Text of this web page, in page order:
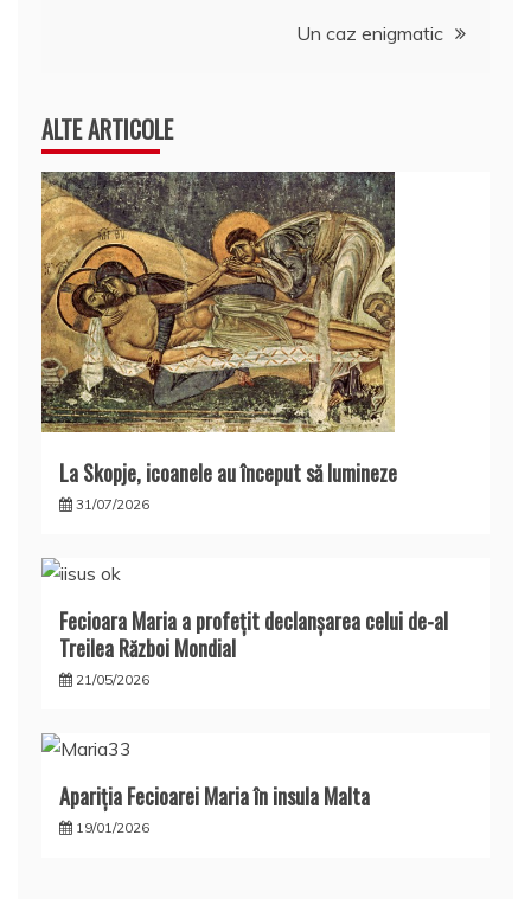
Un caz enigmatic
ALTE ARTICOLE
La Skopje, icoanele au început să lumineze
31/07/2026
Fecioara Maria a profeţit declanşarea celui de-al
Treilea Război Mondial
21/05/2026
Apariţia Fecioarei Maria în insula Malta
19/01/2026